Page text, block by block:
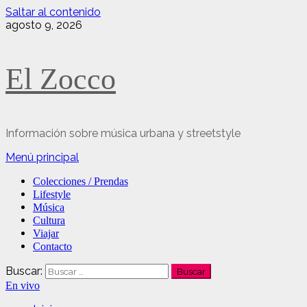
Saltar al contenido
agosto 9, 2026
El Zocco
Información sobre música urbana y streetstyle
Menú principal
Colecciones / Prendas
Lifestyle
Música
Cultura
Viajar
Contacto
Buscar:
En vivo